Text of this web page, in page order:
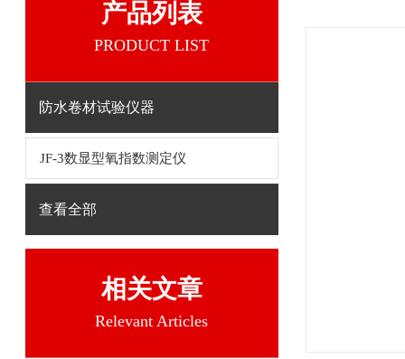
产品列表
PRODUCT LIST
防水卷材试验仪器
JF-3数显型氧指数测定仪
查看全部
相关文章
Relevant Articles